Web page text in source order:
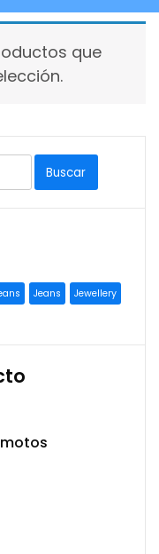
que
Buscar
Jeans
Jewellery